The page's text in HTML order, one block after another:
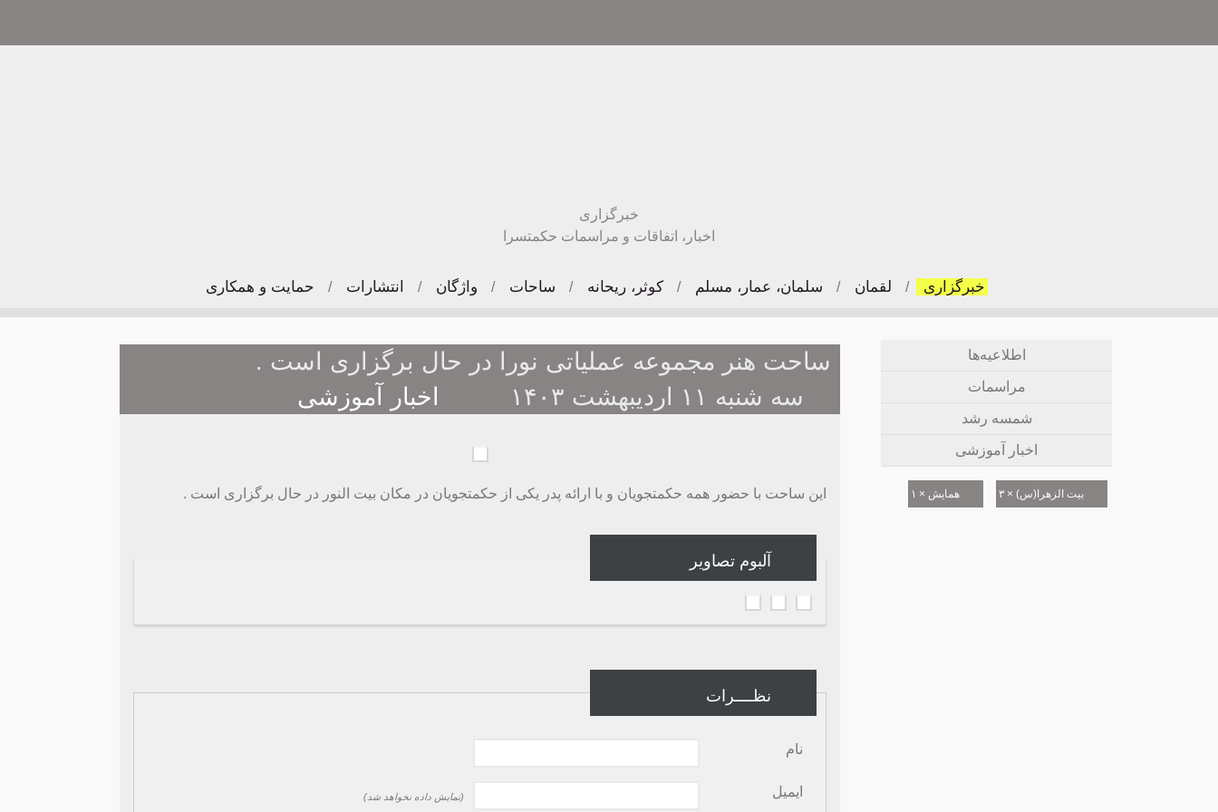
خبرگزاری
اخبار، اتفاقات و مراسمات حکمتسرا
خبرگزاری / لقمان / سلمان، عمار، مسلم / کوثر، ریحانه / ساحات / واژگان / انتشارات / حمایت و همکاری
اطلاعیه‌ها
مراسمات
شمسه رشد
اخبار آموزشی
بیت الزهرا(س) × ۳ همایش × ۱
ساحت هنر مجموعه عملیاتی نورا در حال برگزاری است .
سه شنبه ۱۱ اردیبهشت ۱۴۰۳
اخبار آموزشی
این ساحت با حضور همه حکمتجویان و با ارائه پدر یکی از حکمتجویان در مکان بیت النور در حال برگزاری است .
آلبوم تصاویر
نظــــرات
نام
ایمیل (نمایش داده نخواهد شد)